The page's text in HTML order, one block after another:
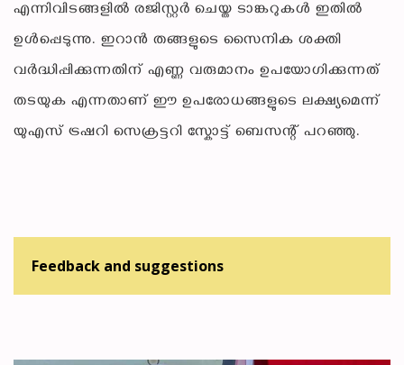
എന്നിവിടങ്ങളിൽ രജിസ്റ്റർ ചെയ്ത ടാങ്കറുകൾ ഇതിൽ
ഉൾപ്പെടുന്നു. ഇറാൻ തങ്ങളുടെ സൈനിക ശക്തി
വർദ്ധിപ്പിക്കുന്നതിന് എണ്ണ വരുമാനം ഉപയോഗിക്കുന്നത്
തടയുക എന്നതാണ് ഈ ഉപരോധങ്ങളുടെ ലക്ഷ്യമെന്ന്
യുഎസ് ട്രഷറി സെക്രട്ടറി സ്കോട്ട് ബെസന്റ് പറഞ്ഞു.
Feedback and suggestions